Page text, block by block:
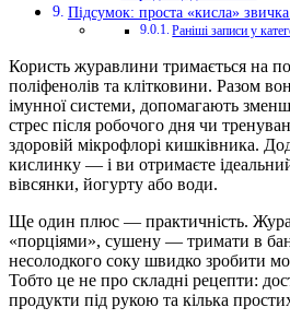
Підсумок: проста «кисла»
Раніші записи у
Користь журавлини тримається на
поліфенолів та клітковини. Разом
імунної системи, допомагають
стрес після робочого дня чи
здоровій мікрофлорі кишківника.
кислинку — і ви отримаєте
вівсянки, йогурту або води.
Ще один плюс — практичність.
«порціями», сушену — тримати в
несолодкого соку швидко зробити
Тобто це не про складні рецепти:
продукти під рукою та кілька